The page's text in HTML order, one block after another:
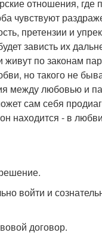
отношения, где
чувствуют
претензии и
зависть их
по законам
но такого не
между любовью и
сам себя
находится - в
войти и
договор.